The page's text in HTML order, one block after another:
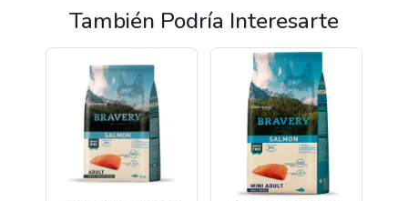
También Podría Interesarte